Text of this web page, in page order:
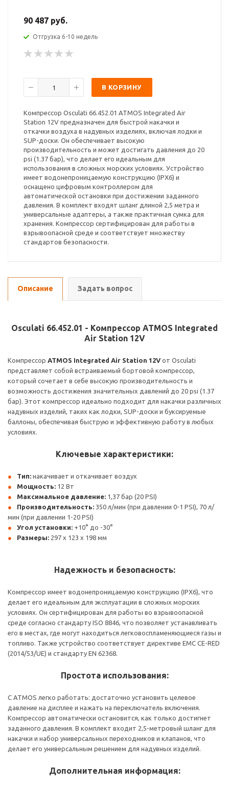
90 487 руб.
Отгрузка 6-10 недель
В КОРЗИНУ
Компрессор Osculati 66.452.01 ATMOS Integrated Air
Station 12V предназначен для быстрой накачки и
откачки воздуха в надувных изделиях, включая лодки и
SUP-доски. Он обеспечивает высокую
производительность и может достигать давления до 20
psi (1.37 бар), что делает его идеальным для
использования в сложных морских условиях. Устройство
имеет водонепроницаемую конструкцию (IPX6) и
оснащено цифровым контроллером для
автоматической остановки при достижении заданного
давления. В комплект входят шланг длиной 2,5 метра и
универсальные адаптеры, а также практичная сумка для
хранения. Компрессор сертифицирован для работы в
взрывоопасной среде и соответствует множеству
стандартов безопасности.
Описание Задать вопрос
Osculati 66.452.01 - Компрессор ATMOS Integrated
Air Station 12V
Компрессор ATMOS Integrated Air Station 12V от Osculati
представляет собой встраиваемый бортовой компрессор,
который сочетает в себе высокую производительность и
возможность достижения значительных давлений до 20 psi (1.37
бар). Этот компрессор идеально подходит для накачки различных
надувных изделий, таких как лодки, SUP-доски и буксируемые
баллоны, обеспечивая быструю и эффективную работу в любых
условиях.
Ключевые характеристики:
Тип: накачивает и откачивает воздух
Мощность: 12 Вт
Максимальное давление: 1,37 бар (20 PSI)
Производительность: 350 л/мин (при давлении 0-1 PSI), 70 л/
мин (при давлении 1-20 PSI)
Угол установки: +10° до -30°
Размеры: 297 x 123 x 198 мм
Надежность и безопасность:
Компрессор имеет водонепроницаемую конструкцию (IPX6), что
делает его идеальным для эксплуатации в сложных морских
условиях. Он сертифицирован для работы во взрывоопасной
среде согласно стандарту ISO 8846, что позволяет устанавливать
его в местах, где могут находиться легковоспламеняющиеся газы и
топливо. Также устройство соответствует директиве EMC CE-RED
(2014/53/UE) и стандарту EN 62368.
Простота использования:
С ATMOS легко работать: достаточно установить целевое
давление на дисплее и нажать на переключатель включения.
Компрессор автоматически остановится, как только достигнет
заданного давления. В комплект входит 2,5-метровый шланг для
накачки и набор универсальных переходников и клапанов, что
делает его универсальным решением для надувных изделий.
Дополнительная информация: